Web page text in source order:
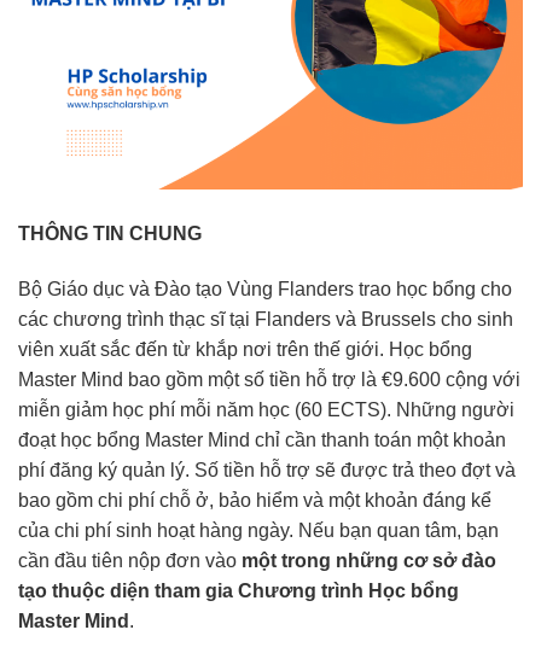
THÔNG TIN CHUNG
Bộ Giáo dục và Đào tạo Vùng Flanders trao học bổng cho
các chương trình thạc sĩ tại Flanders và Brussels cho sinh
viên xuất sắc đến từ khắp nơi trên thế giới. Học bổng
Master Mind bao gồm một số tiền hỗ trợ là €9.600 cộng với
miễn giảm học phí mỗi năm học (60 ECTS). Những người
đoạt học bổng Master Mind chỉ cần thanh toán một khoản
phí đăng ký quản lý. Số tiền hỗ trợ sẽ được trả theo đợt và
bao gồm chi phí chỗ ở, bảo hiểm và một khoản đáng kể
của chi phí sinh hoạt hàng ngày. Nếu bạn quan tâm, bạn
cần đầu tiên nộp đơn vào một trong những cơ sở đào
tạo thuộc diện tham gia Chương trình Học bổng
Master Mind .